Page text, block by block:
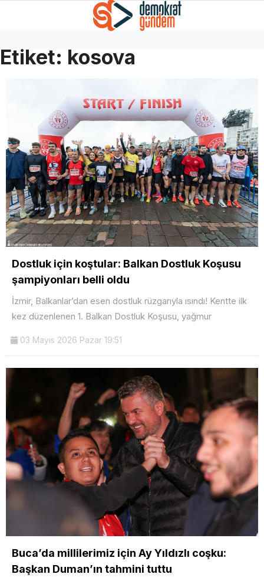
Etiket: kosova
Dostluk için koştular: Balkan Dostluk Koşusu
şampiyonları belli oldu
İzmir, Balkanlar’dan esen dostluk rüzgarıyla ısındı! Kentte ilk
kez düzenlenen 1. Balkan Dostluk Koşusu, yağmur
03 Mayıs 2026 Pazar 19:51
Buca’da millilerimiz için Ay Yıldızlı coşku:
Başkan Duman’ın tahmini tuttu